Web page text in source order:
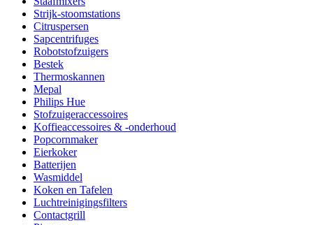
Strijk-stoomstations
Citruspersen
Sapcentrifuges
Robotstofzuigers
Bestek
Thermoskannen
Mepal
Philips Hue
Stofzuigeraccessoires
Koffieaccessoires & -onderhoud
Popcornmaker
Eierkoker
Batterijen
Wasmiddel
Koken en Tafelen
Luchtreinigingsfilters
Contactgrill